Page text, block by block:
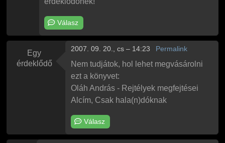
Válasz
Egy
érdeklődő
2007. 09. 20., cs – 14:23 Permalink
Nem tudjátok, hol lehet megvásárolni
ezt a könyvet:
Oláh András - Rejtélyek megfejtései
Alcím, Csak hala(n)dóknak
Válasz